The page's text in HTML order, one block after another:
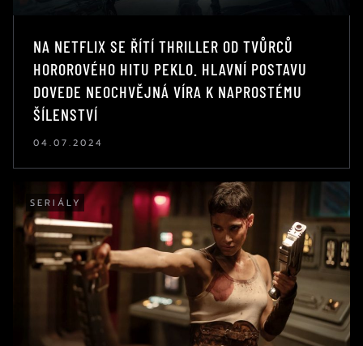
NA NETFLIX SE ŘÍTÍ THRILLER OD TVŮRCŮ
HOROROVÉHO HITU PEKLO. HLAVNÍ POSTAVU
DOVEDE NEOCHVĚJNÁ VÍRA K NAPROSTÉMU
ŠÍLENSTVÍ
04.07.2024
SERIÁLY